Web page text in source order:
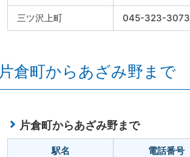
三ツ沢上町 045-323-3073
片倉町からあざみ野まで
片倉町からあざみ野まで
駅名 電話番号